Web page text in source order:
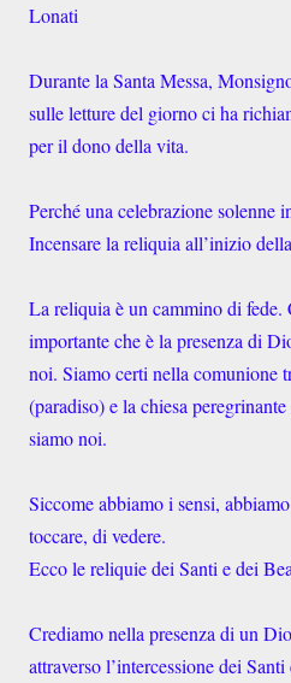
Lonati
Durante la Santa Messa,
sulle letture del giorno ci ha
per il dono della vita.
Perché una celebrazione solenne
Incensare la reliquia all’inizio
La reliquia è un cammino di fede.
importante che è la presenza di
noi. Siamo certi nella comunione
(paradiso) e la chiesa
siamo noi.
Siccome abbiamo i sensi,
toccare, di vedere.
Ecco le reliquie dei Santi e dei
Crediamo nella presenza di un
attraverso l’intercessione dei